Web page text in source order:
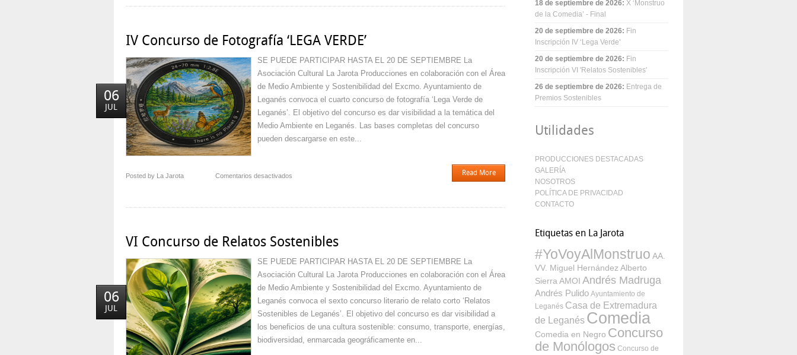
de
de
IV Concurso de Fotografía ‘LEGA VERDE’
06
JUL
SE PUEDE PARTICIPAR HASTA EL 20 DE SEPTIEMBRE La
Asociación Cultural La Jarota Producciones en colaboración con el Área
de Medio Ambiente y Sostenibilidad del Excmo. Ayuntamiento de
Leganés convoca el cuarto concurso de fotografía ‘Lega Verde de
Leganés’. El objetivo del concurso es dar visibilidad a la temática del
Medio Ambiente en Leganés. Las bases completas del concurso
pueden descargarse en este...
Posted by La Jarota Comentarios desactivados
de
VERDE’
Read More
VI Concurso de Relatos Sostenibles
06
JUL
SE PUEDE PARTICIPAR HASTA EL 20 DE SEPTIEMBRE La
Asociación Cultural La Jarota Producciones en colaboración con el Área
de Medio Ambiente y Sostenibilidad del Excmo. Ayuntamiento de
Leganés convoca el sexto concurso literario de relato corto ‘Relatos
Sostenibles de Leganés’. El objetivo del concurso es dar visibilidad a
los beneficios de una cultura sostenible: consumo, transporte, energías,
biodiversidad, enmarcada geográficamente en...
18 de septiembre de 2026: X ‘Monstruo
de la Comedia’ - Final
20 de septiembre de 2026: Fin
Inscripción IV ‘Lega Verde’
20 de septiembre de 2026: Fin
Inscripción VI 'Relatos Sostenibles'
26 de septiembre de 2026: Entrega de
Premios Sostenibles
Utilidades
PRODUCCIONES DESTACADAS
GALERÍA
NOSOTROS
POLÍTICA DE PRIVACIDAD
CONTACTO
Etiquetas en La Jarota
#YoVoyAlMonstruo AA.
VV. Miguel Hernández Alberto
Sierra AMOI Andrés Madruga
Andrés Pulido Ayuntamiento de
Leganés Casa de Extremadura
de Leganés Comedia
Comedia en Negro Concurso
de Monólogos Concurso de